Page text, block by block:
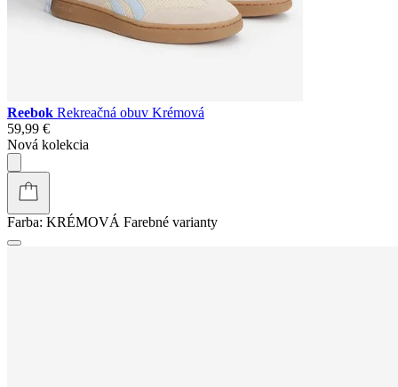
Reebok Rekreačná obuv Krémová
59,99 €
Nová kolekcia
Farba: KRÉMOVÁ Farebné varianty